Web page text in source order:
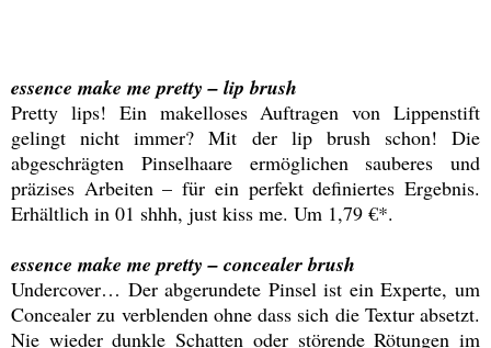
essence make me pretty – lip brush
Pretty lips! Ein makelloses Auftragen von Lippenstift
gelingt nicht immer? Mit der lip brush schon! Die
abgeschrägten Pinselhaare ermöglichen sauberes und
präzises Arbeiten – für ein perfekt definiertes Ergebnis.
Erhältlich in 01 shhh, just kiss me. Um 1,79 €*.
essence make me pretty – concealer brush
Undercover… Der abgerundete Pinsel ist ein Experte, um
Concealer zu verblenden ohne dass sich die Textur absetzt.
Nie wieder dunkle Schatten oder störende Rötungen im